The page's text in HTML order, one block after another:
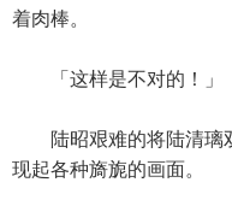
着肉棒。
「这样是不对的！」
陆昭艰难的将陆清璃
现起各种旖旎的画面。